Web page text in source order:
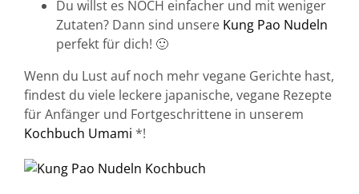
Du willst es NOCH einfacher und mit weniger
Zutaten? Dann sind unsere Kung Pao Nudeln
perfekt für dich! 🙂
Wenn du Lust auf noch mehr vegane Gerichte hast,
findest du viele leckere japanische, vegane Rezepte
für Anfänger und Fortgeschrittene in unserem
Kochbuch Umami *!